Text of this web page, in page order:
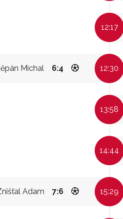
12:17
Michal 6:4 12:30
13:58
14:44
Adam 7:6 15:29